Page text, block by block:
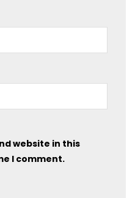
website in this
I comment.